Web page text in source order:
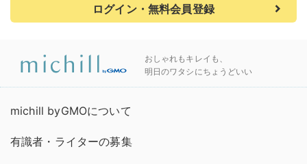
ログイン・無料会員登録
おしゃれもキレイも、
明日のワタシにちょうどいい
michill byGMOについて
有識者・ライターの募集